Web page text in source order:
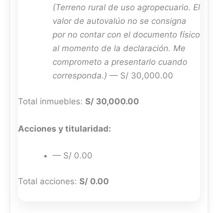
(Terreno rural de uso agropecuario. El
valor de autovalúo no se consigna
por no contar con el documento físico
al momento de la declaración. Me
comprometo a presentarlo cuando
corresponda.) — S/ 30,000.00
Total inmuebles: S/ 30,000.00
Acciones y titularidad:
— S/ 0.00
Total acciones: S/ 0.00